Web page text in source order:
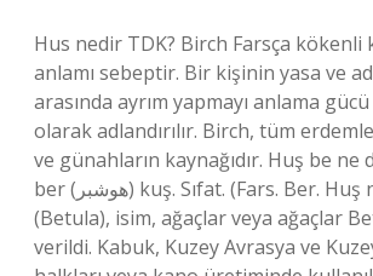
Hus nedir TDK? Birch Farsça kökenli
anlamı sebeptir. Bir kişinin yasa ve
arasında ayrım yapmayı anlama gücü
olarak adlandırılır. Birch, tüm
ve günahların kaynağıdır. Huş be ne
ber (ﻫﻮﺷﺒﺮ) kuş. Sıfat. (Fars. Ber. Huş nedir? Birke
(Betula), isim, ağaçlar veya ağaçlar
verildi. Kabuk, Kuzey Avrasya ve